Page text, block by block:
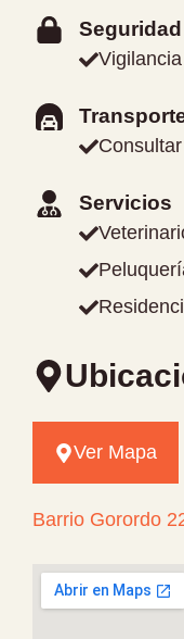
Seguridad
Consultar
Servicios
Ver Mapa
Barrio Gorordo